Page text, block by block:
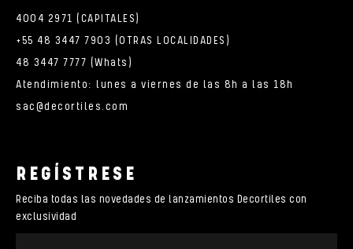
4004 2971 (CAPITALES)
+55 48 3447 7903 (OTRAS LOCALIDADES)
48 3447 7777 (Whats)
Atendimiento: lunes a viernes de las 8h a las 18h
sac@decortiles.com
REGÍSTRESE
Reciba todas las novedades de lanzamientos Decortiles con
exclusividad